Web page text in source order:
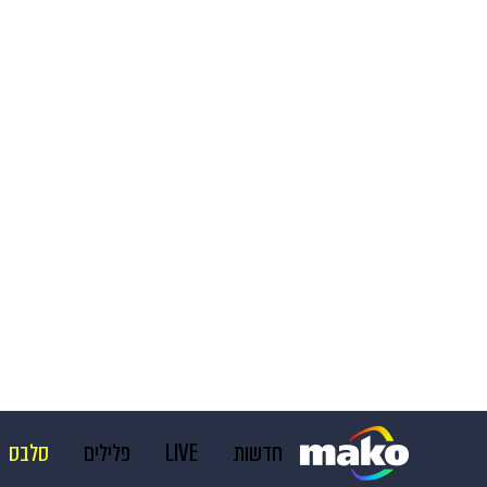
חדשות LIVE פלילים סלבס